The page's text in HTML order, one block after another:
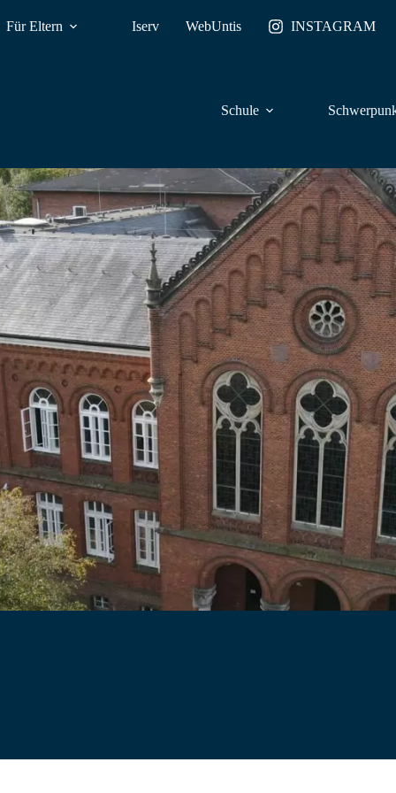
Für Eltern Iserv WebUntis INSTAGRAM
Schule